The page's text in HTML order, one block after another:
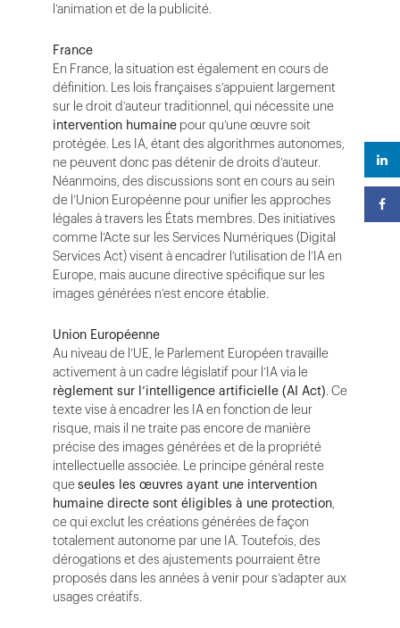
l’animation et de la publicité.
France
En France, la situation est également en cours de
définition. Les lois françaises s’appuient largement
sur le droit d’auteur traditionnel, qui nécessite une
intervention humaine pour qu’une œuvre soit
protégée. Les IA, étant des algorithmes autonomes,
ne peuvent donc pas détenir de droits d’auteur.
Néanmoins, des discussions sont en cours au sein
de l’Union Européenne pour unifier les approches
légales à travers les États membres. Des initiatives
comme l’Acte sur les Services Numériques (Digital
Services Act) visent à encadrer l’utilisation de l’IA en
Europe, mais aucune directive spécifique sur les
images générées n’est encore établie.
Union Européenne
Au niveau de l’UE, le Parlement Européen travaille
activement à un cadre législatif pour l’IA via le
règlement sur l’intelligence artificielle (AI Act). Ce
texte vise à encadrer les IA en fonction de leur
risque, mais il ne traite pas encore de manière
précise des images générées et de la propriété
intellectuelle associée. Le principe général reste
queseules les œuvres ayant une intervention
humaine directe sont éligibles à une protection,
ce qui exclut les créations générées de façon
totalement autonome par une IA. Toutefois, des
dérogations et des ajustements pourraient être
proposés dans les années à venir pour s’adapter aux
usages créatifs.